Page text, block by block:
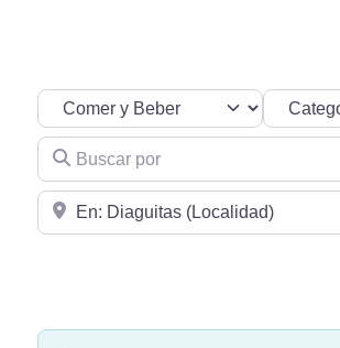
Seleccionar el formulario deCategoria
Buscar por
Cerca de